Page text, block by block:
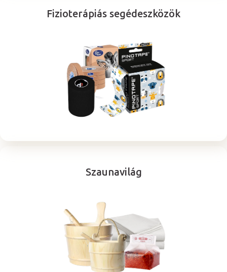
Fizioterápiás segédeszközök
Szaunavilág